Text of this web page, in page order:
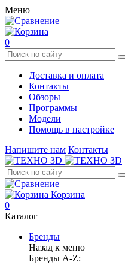
Меню
0
Доставка и оплата
Контакты
Обзоры
Программы
Модели
Помощь в настройке
Напишите нам Контакты
Корзина
0
Каталог
Бренды
Назад к меню
Бренды A-Z: